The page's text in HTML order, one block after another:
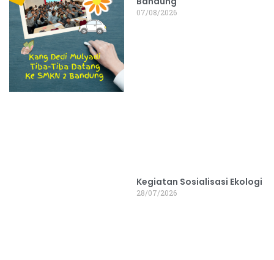
07/08/2026
Kegiatan Sosialisasi Ekologi
28/07/2026